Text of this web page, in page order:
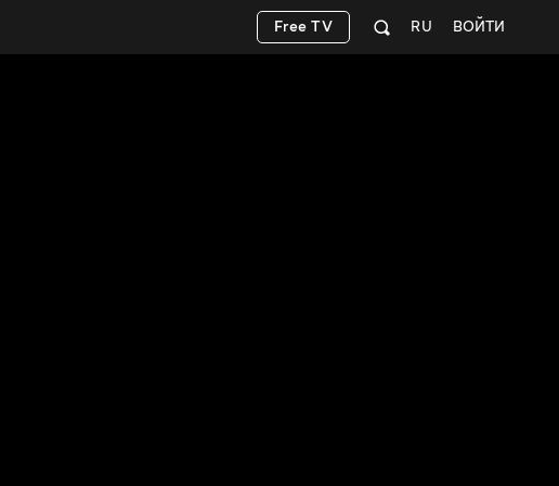
ВОЙТИ
RU
Free TV